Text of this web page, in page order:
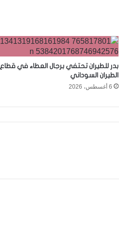
بدر للطيران تحتفي برجال العطاء في قطاع
الطيران السوداني
6 أغسطس، 2026